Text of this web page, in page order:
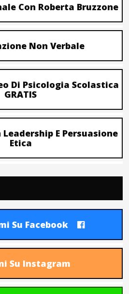
Con Roberta Bruzzone
Non Verbale
Di Psicologia Scolastica
GRATIS
E Persuasione
Etica
Su Facebook
Su Instagram